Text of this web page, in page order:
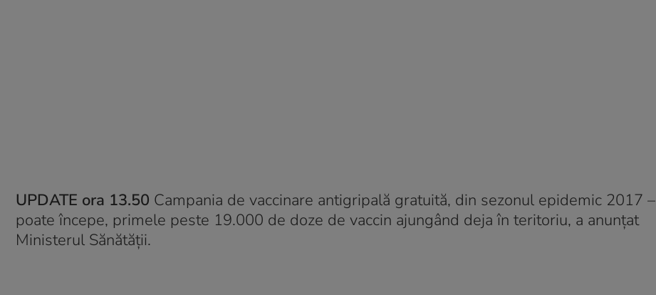
UPDATE ora 13.50 Campania de vaccinare antigripală gratuită, din sezonul epidemic 2017
poate începe, primele peste 19.000 de doze de vaccin ajungând deja în teritoriu, a anunțat
Ministerul Sănătăţii.